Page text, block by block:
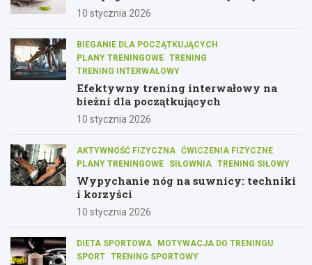
10 stycznia 2026
BIEGANIE DLA POCZĄTKUJĄCYCH
PLANY TRENINGOWE TRENING
TRENING INTERWAŁOWY
Efektywny trening interwałowy na
bieżni dla początkujących
10 stycznia 2026
AKTYWNOŚĆ FIZYCZNA ĆWICZENIA FIZYCZNE
PLANY TRENINGOWE
SIŁOWNIA TRENING SIŁOWY
Wypychanie nóg na suwnicy: techniki
i korzyści
10 stycznia 2026
DIETA SPORTOWA
MOTYWACJA DO TRENINGU
SPORT TRENING SPORTOWY